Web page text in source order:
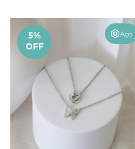
Aço
5%
OFF